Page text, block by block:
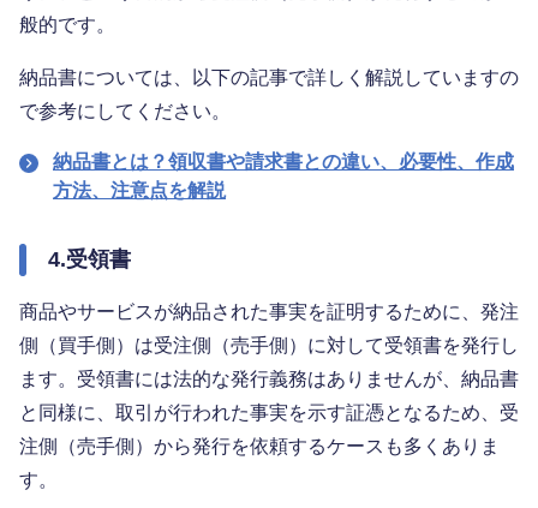
般的です。
納品書については、以下の記事で詳しく解説していますの
で参考にしてください。
納品書とは？領収書や請求書との違い、必要性、作成
方法、注意点を解説
4.受領書
商品やサービスが納品された事実を証明するために、発注
側（買手側）は受注側（売手側）に対して受領書を発行し
ます。受領書には法的な発行義務はありませんが、納品書
と同様に、取引が行われた事実を示す証憑となるため、受
注側（売手側）から発行を依頼するケースも多くありま
す。